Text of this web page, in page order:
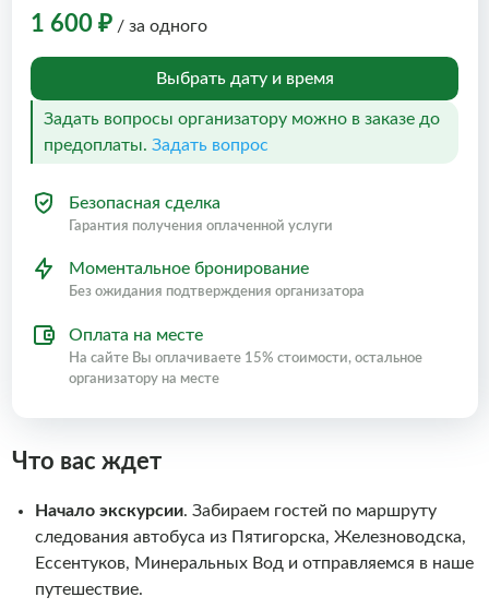
1 600 ₽ / за одного
Выбрать дату и время
Задать вопросы организатору можно в заказе до
предоплаты. Задать вопрос
Безопасная сделка
Гарантия получения оплаченной услуги
Моментальное бронирование
Без ожидания подтверждения организатора
Оплата на месте
На сайте Вы оплачиваете 15% стоимости, остальное
организатору на месте
Что вас ждет
Начало экскурсии. Забираем гостей по маршруту
следования автобуса из Пятигорска, Железноводска,
Ессентуков, Минеральных Вод и отправляемся в наше
путешествие.